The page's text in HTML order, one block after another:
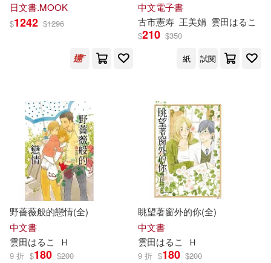
可超商取貨(7) 可海外宅配(6)
可港澳店取(6)
可新加坡店取(6)
可菲律賓店取(6)
電子書 (可複選)
適合手機平板閱讀(1)
日文書.MOOK
$1242 $1296
中文電子書
古市憲寿 王美娟 雲田はるこ
$210 $350
紙
試閱
野薔薇般的戀情(全)
中文書
雲田はるこ Ｈ
9 折 $180 $200
眺望著窗外的你(全)
中文書
雲田はるこ Ｈ
9 折 $180 $200